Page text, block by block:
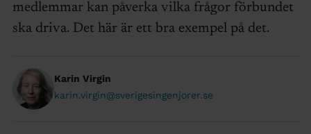
medlemmar kan påverka vilka frågor förbundet
ska driva. Det här är ett bra exempel på det.
Karin Virgin
karin.virgin@sverigesingenjorer.se